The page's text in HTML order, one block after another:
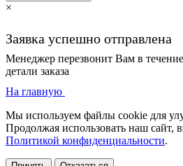
×
Заявка успешно отправлена
Менеджер перезвонит Вам в
детали заказа
На главную
Мы используем файлы cookie для
Продолжая использовать наш сайт,
Политикой конфиденциальности.